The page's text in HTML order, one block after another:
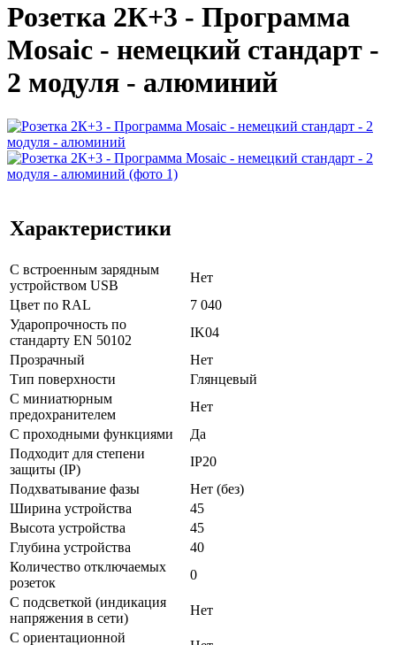
Розетка 2К+3 - Программа
Mosaic - немецкий стандарт -
2 модуля - алюминий
Характеристики
С встроенным зарядным
устройством USB
Нет
Цвет по RAL
7 040
Ударопрочность по
стандарту EN 50102
IK04
Прозрачный
Нет
Тип поверхности
Глянцевый
С миниатюрным
предохранителем
Нет
С проходными функциями
Да
Подходит для степени
защиты (IP)
IP20
Подхватывание фазы
Нет (без)
Ширина устройства
45
Высота устройства
45
Глубина устройства
40
Количество отключаемых
розеток
0
С подсветкой (индикация
напряжения в сети)
Нет
С ориентационной